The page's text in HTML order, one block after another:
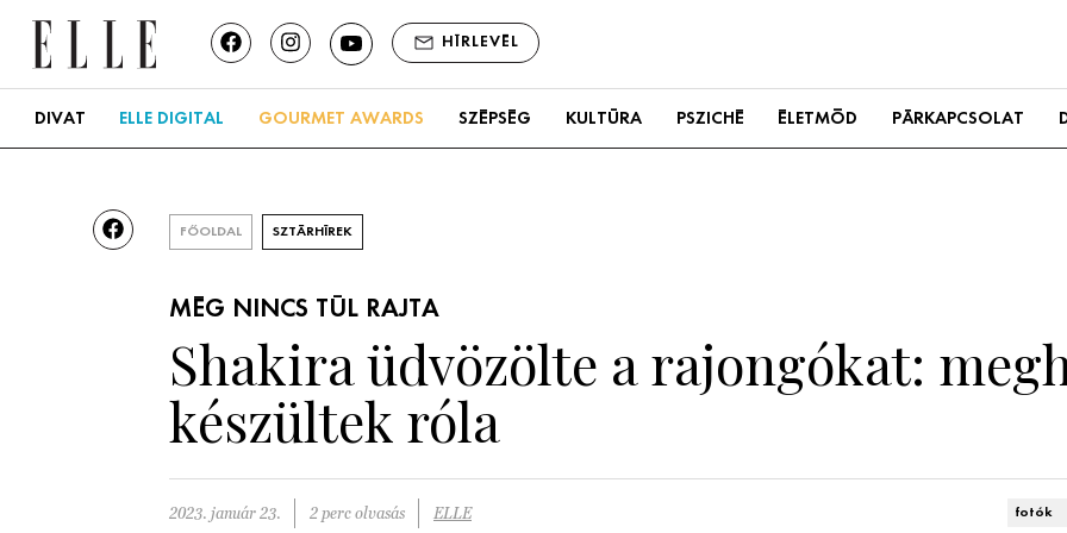
HÍRLEVÉL
DIVAT ELLE DIGITAL GOURMET AWARDS SZÉPSÉG KULTÚRA PSZICHÉ ÉLETMÓD PÁRKAPCSOLAT
FŐOLDAL SZTÁRHÍREK
MÉG NINCS TÚL RAJTA
Shakira üdvözölte a rajongókat:
készültek róla
2023. január 23. 2 perc olvasás ELLE fotók